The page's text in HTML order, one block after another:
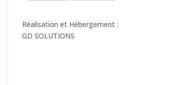
Réalisation et Hébergement :
GD SOLUTIONS